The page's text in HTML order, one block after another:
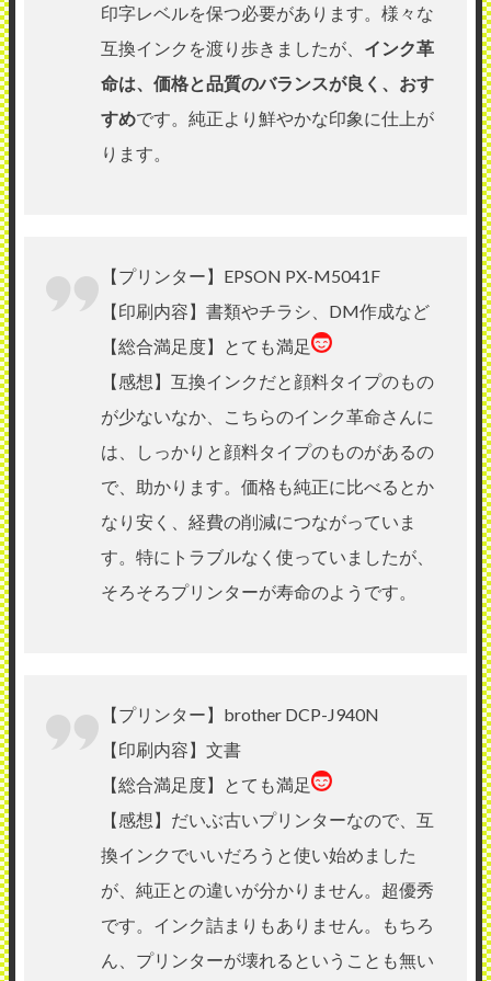
印字レベルを保つ必要があります。様々な
互換インクを渡り歩きましたが、 インク革
命は、価格と品質のバランスが良く、おす
すめです。純正より鮮やかな印象に仕上が
ります。
【プリンター】EPSON PX-M5041F
【印刷内容】書類やチラシ、DM作成など
【総合満足度】とても満足
【感想】互換インクだと顔料タイプのもの
が少ないなか、こちらのインク革命さんに
は、しっかりと顔料タイプのものがあるの
で、助かります。価格も純正に比べるとか
なり安く、経費の削減につながっていま
す。特にトラブルなく使っていましたが、
そろそろプリンターが寿命のようです。
【プリンター】brother DCP-J940N
【印刷内容】文書
【総合満足度】とても満足
【感想】だいぶ古いプリンターなので、互
換インクでいいだろうと使い始めました
が、純正との違いが分かりません。超優秀
です。インク詰まりもありません。もちろ
ん、プリンターが壊れるということも無い